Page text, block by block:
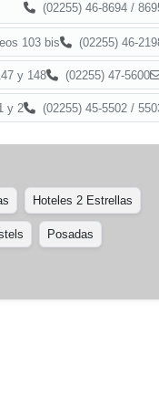
(02255) 46-8694 /
103 bis (02255) 46-
y 148 (02255) 47-5600
y 2 (02255) 45-5502 /
Hoteles 2 Estrellas
Posadas